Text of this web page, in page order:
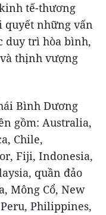
tế-thương
quyết những vấn
duy trì hòa bình,
thịnh vượng
Bình Dương
gồm: Australia,
Chile,
Fiji, Indonesia,
quần đảo
Mông Cổ, New
Philippines,